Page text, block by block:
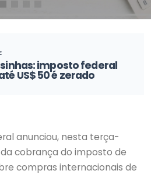
imposto federal
US$ 50 é zerado
anunciou, nesta terça-
cobrança do imposto de
compras internacionais de